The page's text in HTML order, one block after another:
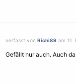
verfasst von Richi89 am 11.
Gefällt nur auch. Auch